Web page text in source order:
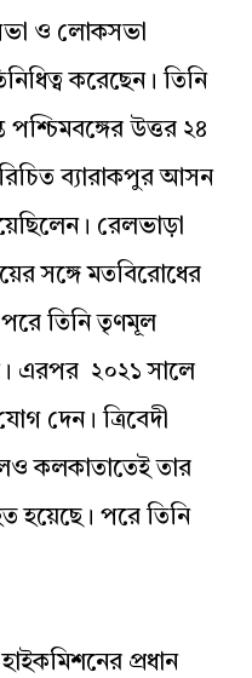
ও লোকসভা
করেছেন। তিনি
উত্তর ২৪
ব্যারাকপুর আসন
রেলভাড়া
সঙ্গে মতবিরোধের
তিনি তৃণমূল
এরপর ২০২১ সালে
দেন। ত্রিবেদী
কলকাতাতেই তার
হয়েছে। পরে তিনি
প্রধান